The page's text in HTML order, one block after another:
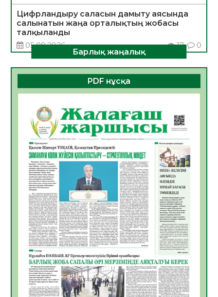
Цифрландыру саласын дамыту аясында
салынатын жаңа орталықтың жобасы
талқыланды
05.08.2026
17 0
құралдарының таныстырылымы өтті
05.08.2026
17 0
Қазақстандықтардың 72,3%-ы жаңа
Құрылтай үшін дауыс беруге дайын
05.08.2026
18
ӘРБІР ДАУЫС – ҚОҒАМ ДАМУЫНА
ҚОСЫЛҒАН ҮЛЕС
05.08.2026
25
ҚҰРЫЛТАЙ САЙЛАУЫ – БІРЛІК ПЕН
ЖАУАПКЕРШІЛІККЕ БАСТАЙТЫН ҚАДАМ
05.08.2026
24
Мектептен – Ұлттық ұлан сапына
04.08.2026
34
Үкіметтік емес ұйымдарға арналған
сыйлықақы конкурсына өтінім қабылдау
басталды
04.08.2026
38
Барлық жаңалық
PDF нұсқа